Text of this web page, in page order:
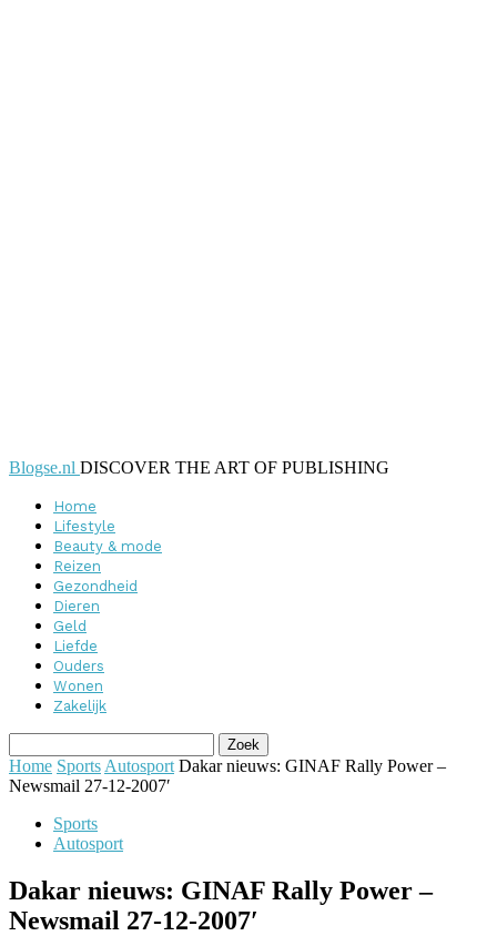
Blogse.nl DISCOVER THE ART OF PUBLISHING
Home
Lifestyle
Beauty & mode
Reizen
Gezondheid
Dieren
Geld
Liefde
Ouders
Wonen
Zakelijk
Home Sports Autosport Dakar nieuws: GINAF Rally Power –
Newsmail 27-12-2007′
Sports
Autosport
Dakar nieuws: GINAF Rally Power –
Newsmail 27-12-2007′